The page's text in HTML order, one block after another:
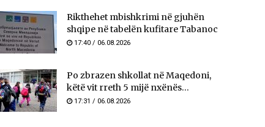
Rikthehet mbishkrimi në gjuhën
shqipe në tabelën kufitare Tabanoc
17:40 / 06.08.2026
Po zbrazen shkollat në Maqedoni,
këtë vit rreth 5 mijë nxënës...
17:31 / 06.08.2026